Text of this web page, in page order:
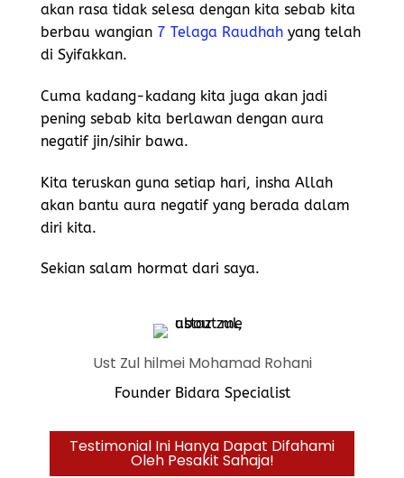
akan rasa tidak selesa dengan kita sebab kita
berbau wangian 7 Telaga Raudhah yang telah
di Syifakkan.
Cuma kadang-kadang kita juga akan jadi
pening sebab kita berlawan dengan aura
negatif jin/sihir bawa.
Kita teruskan guna setiap hari, insha Allah
akan bantu aura negatif yang berada dalam
diri kita.
Sekian salam hormat dari saya.
Ust Zul hilmei Mohamad Rohani
Founder Bidara Specialist
Testimonial Ini Hanya Dapat Difahami
Oleh Pesakit Sahaja!